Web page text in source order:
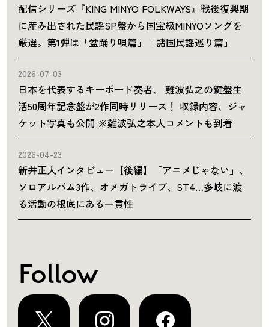
配信シリーズ『KING MINYO FOLKWAYS』戦後復興期
に産み出された民謡SP盤から国宝級MINYOソングを
厳選。第1弾は「盆踊り唄篇」「諸国民謡巡り篇」
2026-07-03
日本を代表するキーボード奏者、 難波弘之の鍵盤生
活50周年記念盤が2作同時リリース！ 収録内容、ジャ
ケット写真も公開 ※難波弘之本人コメントも到着
2026-04-23
新井正人インタビュー【後編】「アニメじゃない」、
ソロアルバム3作、オメガトライブ、ST4…多岐に渡
る活動の根底にある一貫性
Follow